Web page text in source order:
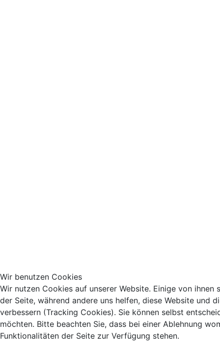
Wir benutzen Cookies
Wir nutzen Cookies auf unserer Website. Einige von ihnen
der Seite, während andere uns helfen, diese Website und
verbessern (Tracking Cookies). Sie können selbst
möchten. Bitte beachten Sie, dass bei einer Ablehnung
Funktionalitäten der Seite zur Verfügung stehen.